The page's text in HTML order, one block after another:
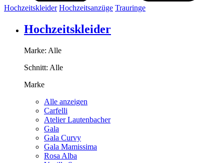
Hochzeitskleider Hochzeitsanzüge Trauringe
Hochzeitskleider
Marke: Alle
Schnitt: Alle
Marke
Alle anzeigen
Carfelli
Atelier Lautenbacher
Gala
Gala Curvy
Gala Mamissima
Rosa Alba